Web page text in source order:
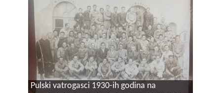
Pulski vatrogasci 1930-ih godina na